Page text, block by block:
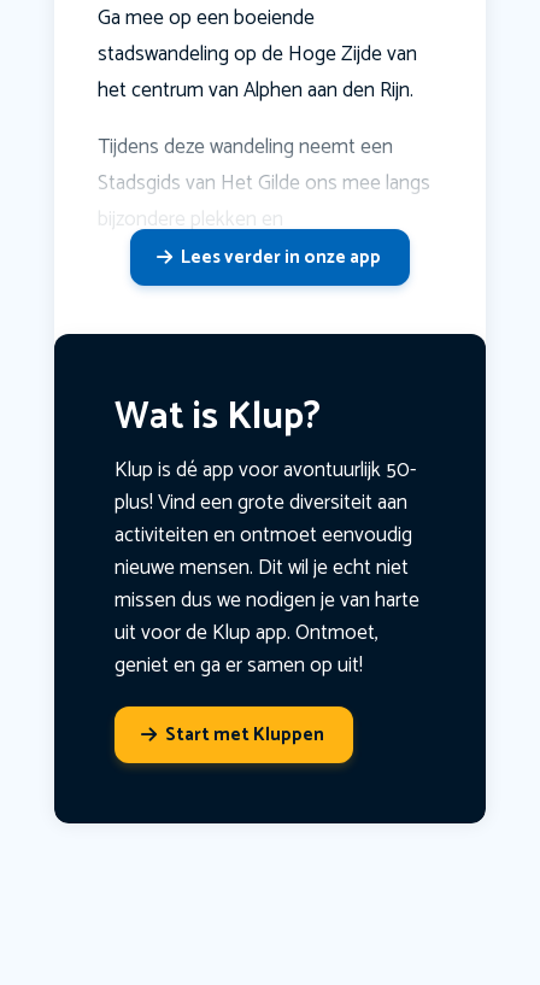
Ga mee op een boeiende
stadswandeling op de Hoge Zijde van
het centrum van Alphen aan den Rijn.
Tijdens deze wandeling neemt een
Stadsgids van Het Gilde ons mee langs
bijzondere plekken en
Lees verder in onze app
Wat is Klup?
Klup is dé app voor avontuurlijk 50-
plus! Vind een grote diversiteit aan
activiteiten en ontmoet eenvoudig
nieuwe mensen. Dit wil je echt niet
missen dus we nodigen je van harte
uit voor de Klup app. Ontmoet,
geniet en ga er samen op uit!
Start met Kluppen